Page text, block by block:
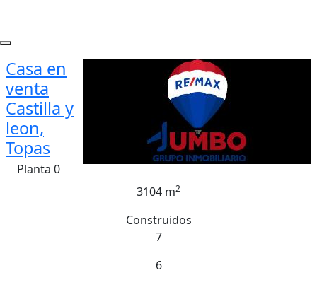
Casa en
venta
Castilla y
leon,
Topas
Planta 0
3104 m2
Construidos
7
6